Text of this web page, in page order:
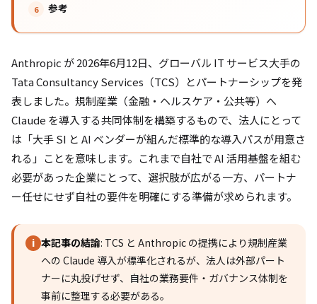
参考
Anthropic が 2026年6月12日、グローバル IT サービス大手の
Tata Consultancy Services（TCS）とパートナーシップを発
表しました。規制産業（金融・ヘルスケア・公共等）へ
Claude を導入する共同体制を構築するもので、法人にとって
は「大手 SI と AI ベンダーが組んだ標準的な導入パスが用意さ
れる」ことを意味します。これまで自社で AI 活用基盤を組む
必要があった企業にとって、選択肢が広がる一方、パートナ
ー任せにせず自社の要件を明確にする準備が求められます。
i 本記事の結論: TCS と Anthropic の提携により規制産業
への Claude 導入が標準化されるが、法人は外部パート
ナーに丸投げせず、自社の業務要件・ガバナンス体制を
事前に整理する必要がある。